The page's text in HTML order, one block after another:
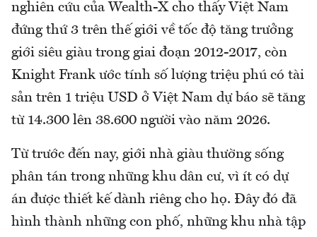
nghiên cứu của Wealth-X cho thấy Việt Nam
đứng thứ 3 trên thế giới về tốc độ tăng trưởng
giới siêu giàu trong giai đoạn 2012-2017, còn
Knight Frank ước tính số lượng triệu phú có tài
sản trên 1 triệu USD ở Việt Nam dự báo sẽ tăng
từ 14.300 lên 38.600 người vào năm 2026.
Từ trước đến nay, giới nhà giàu thường sống
phân tán trong những khu dân cư, vì ít có dự
án được thiết kế dành riêng cho họ. Đây đó đã
hình thành những con phố, những khu nhà tập